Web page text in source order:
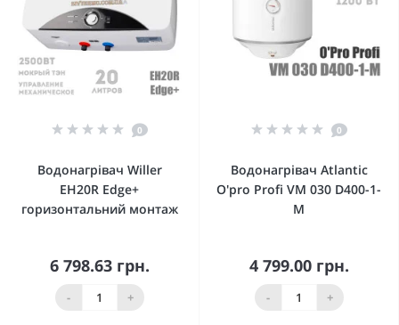
0
Водонагрівач Willer
EH20R Edge+
горизонтальний монтаж
6 798.63 грн.
- +
0
Водонагрівач Atlantic
O'pro Profi VM 030 D400-1-
M
4 799.00 грн.
- +